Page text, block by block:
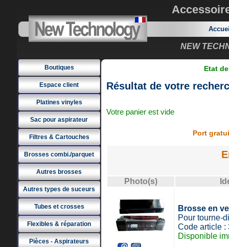
NEW
Boutiques
Espace client
Platines vinyles
Sac pour aspirateur
Filtres & Cartouches
Brosses combi./parquet
Autres brosses
Autres types de suceurs
Tubes et crosses
Flexibles & réparation
Pièces - Aspirateurs
Etat
Résultat de votre
Votre panier est vide
Port
Photo(s)
Brosse en
Pour tourne-
Code article :
Disponible